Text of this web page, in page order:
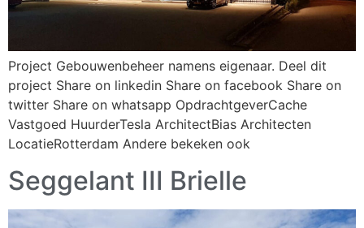
Project Gebouwenbeheer namens eigenaar. Deel dit
project Share on linkedin Share on facebook Share on
twitter Share on whatsapp OpdrachtgeverCache
Vastgoed HuurderTesla ArchitectBias Architecten
LocatieRotterdam Andere bekeken ook
Seggelant III Brielle